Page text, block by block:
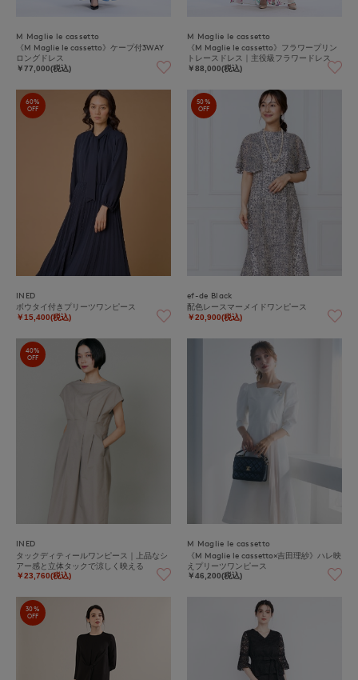
M Maglie le cassetto
《M Maglie le cassetto》ケープ付3WAY
ロングドレス
￥77,000(税込)
M Maglie le cassetto
《M Maglie le cassetto》フラワープリン
トレースドレス｜主役級フラワードレス
￥88,000(税込)
60%
OFF
INED
ボウタイ付きプリーツワンピース
￥15,400(税込)
50%
OFF
ef-de Black
配色レースマーメイドワンピース
￥20,900(税込)
40%
OFF
INED
タックディティールワンピース｜上品なシ
アー感と立体タックで涼しく映える
￥23,760(税込)
M Maglie le cassetto
《M Maglie le cassetto×吉田理紗》ハレ映
えプリーツワンピース
￥46,200(税込)
30%
OFF